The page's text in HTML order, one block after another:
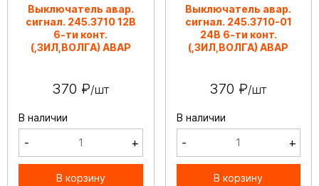
Выключатель авар.
сигнал. 245.3710 12В
6-ти конт.
(,ЗИЛ,ВОЛГА) АВАР
370 ₽/шт
В наличии
- +
В корзину
Выключатель авар.
сигнал. 245.3710-01
24В 6-ти конт.
(,ЗИЛ,ВОЛГА) АВАР
370 ₽/шт
В наличии
- +
В корзину